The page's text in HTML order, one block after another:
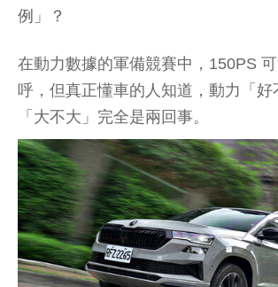
例」？
在動力數據的軍備競賽中，150PS
呼，但真正懂車的人知道，動力「好
「大不大」完全是兩回事。